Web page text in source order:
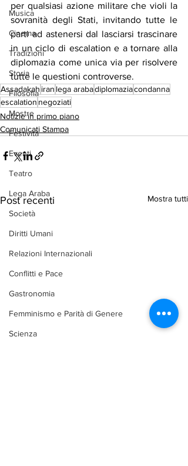
Musica
Cinema
Tradizioni
Storia
Filosofia
Mostre
Festività
Eventi
Teatro
Lega Araba
Società
Diritti Umani
Relazioni Internazionali
Conflitti e Pace
Gastronomia
Femminismo e Parità di Genere
Scienza
per qualsiasi azione militare che violi la
sovranità degli Stati, invitando tutte le
parti ad astenersi dal lasciarsi trascinare
in un ciclo di escalation e a tornare alla
diplomazia come unica via per risolvere
tutte le questioni controverse.
Assadakah iran lega arabadiplomaziacondanna
escalation negoziati
Notizie in primo piano
Comunicati Stampa
Post recenti Mostra tutti